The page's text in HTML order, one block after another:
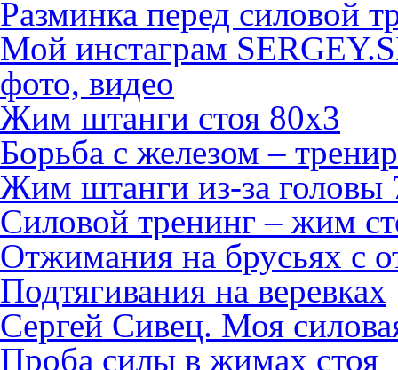
Разминка перед силовой
Мой инстаграм
фото, видео
Жим штанги стоя 80х3
Борьба с железом –
Жим штанги из-за головы
Силовой тренинг – жим
Отжимания на брусьях с
Подтягивания на веревках
Сергей Сивец. Моя
Проба силы в жимах стоя